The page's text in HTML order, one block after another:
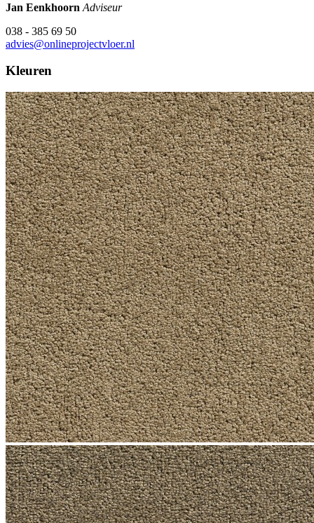
Jan Eenkhoorn Adviseur
038 - 385 69 50
advies@onlineprojectvloer.nl
Kleuren